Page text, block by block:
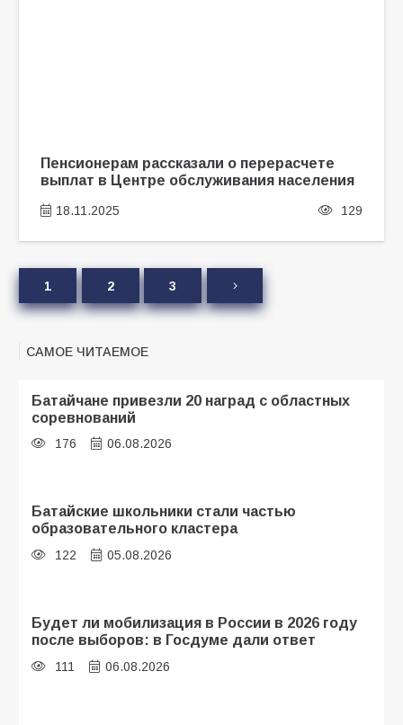
Пенсионерам рассказали о перерасчете
выплат в Центре обслуживания населения
18.11.2025 129
1 2 3
САМОЕ ЧИТАЕМОЕ
Батайчане привезли 20 наград с областных
соревнований
176 06.08.2026
Батайские школьники стали частью
образовательного кластера
122 05.08.2026
Будет ли мобилизация в России в 2026 году
после выборов: в Госдуме дали ответ
111 06.08.2026